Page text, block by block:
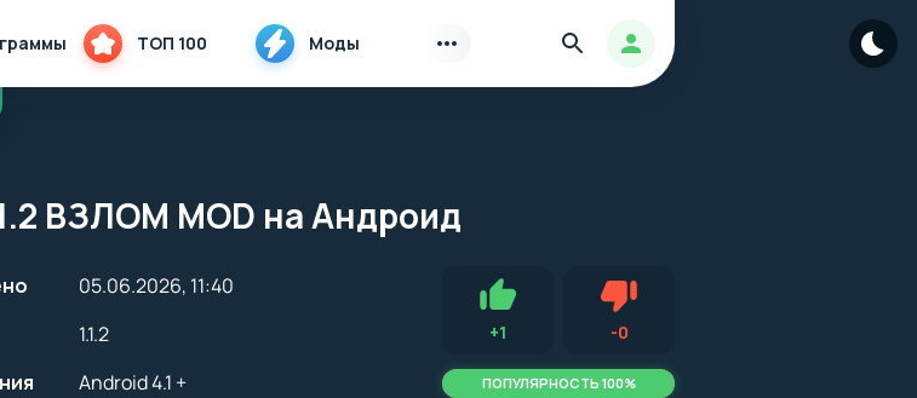
ТОП 100 Моды Авторизация
Найти
ВЗЛОМ MOD на Андроид
05.06.2026, 11:40
1.1.2
Android 4.1 +
+1 -0Не нравится (3.0, 1, 16340)
ПОПУЛЯРНОСТЬ 100%